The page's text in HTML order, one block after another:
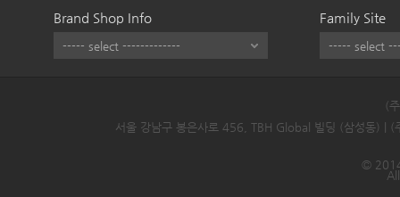
Brand Shop Info Family Site
(
서울 강남구 봉은사로 456, TBH Global 빌딩 (삼성동) |
©